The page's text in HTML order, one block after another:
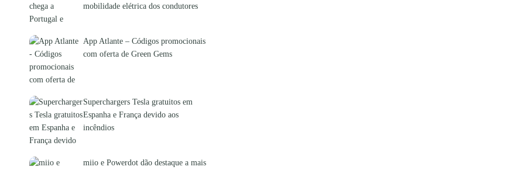
mobilidade elétrica dos condutores
App Atlante – Códigos promocionais
com oferta de Green Gems
Superchargers Tesla gratuitos em
Espanha e França devido aos
incêndios
miio e Powerdot dão destaque a mais